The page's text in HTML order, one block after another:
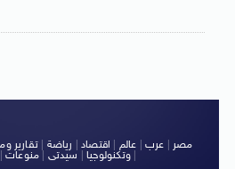
مصر عرب عالم اقتصاد رياضة |تقارير
وتكنولوجيا| سيدتى منوعات
|